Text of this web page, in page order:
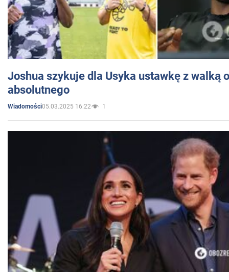
Joshua szykuje dla Usyka ustawkę z walką
absolutnego
Wiadomości05.03.2025 16:22 1